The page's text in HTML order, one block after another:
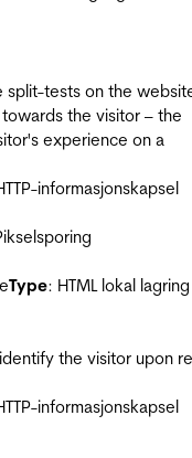
split-tests on the
the visitor – the
experience on a
informasjonskapsel
Type: HTML lokal lagring
the visitor upon
informasjonskapsel